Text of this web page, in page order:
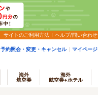
サイトのご利用方法 ヘルプ/問い合わせ
予約照会・変更・キャンセル マイページ
海外
航空券
海外
航空券+ホテル